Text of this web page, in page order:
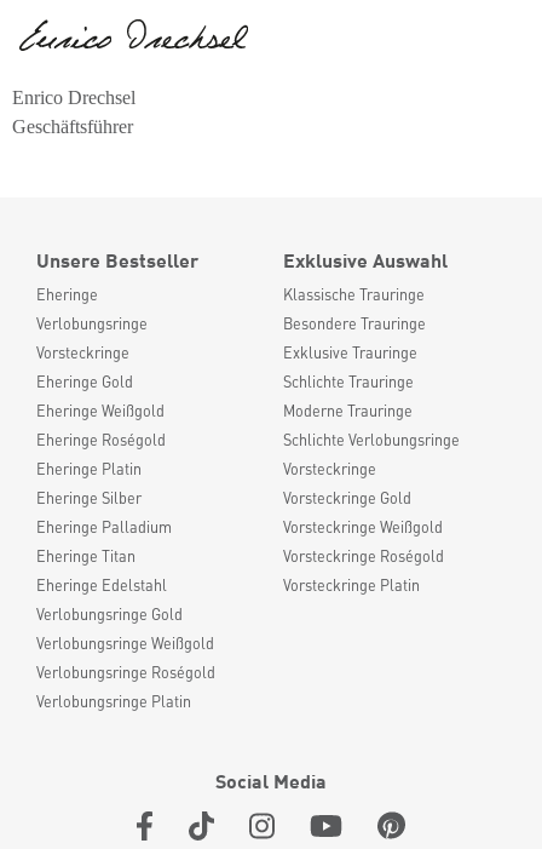
Enrico Drechsel
Geschäftsführer
Unsere Bestseller
Eheringe
Verlobungsringe
Vorsteckringe
Eheringe Gold
Eheringe Weißgold
Eheringe Roségold
Eheringe Platin
Eheringe Silber
Eheringe Palladium
Eheringe Titan
Eheringe Edelstahl
Verlobungsringe Gold
Verlobungsringe Weißgold
Verlobungsringe Roségold
Verlobungsringe Platin
Exklusive Auswahl
Klassische Trauringe
Besondere Trauringe
Exklusive Trauringe
Schlichte Trauringe
Moderne Trauringe
Schlichte Verlobungsringe
Vorsteckringe
Vorsteckringe Gold
Vorsteckringe Weißgold
Vorsteckringe Roségold
Vorsteckringe Platin
Social Media